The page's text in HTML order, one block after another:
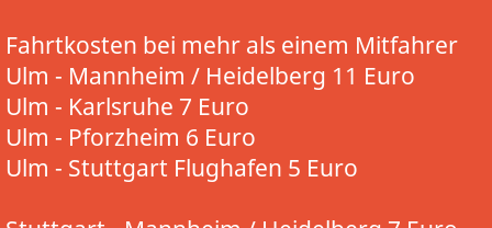
Fahrtkosten bei mehr als einem Mitfahrer
Ulm - Mannheim / Heidelberg 11 Euro
Ulm - Karlsruhe 7 Euro
Ulm - Pforzheim 6 Euro
Ulm - Stuttgart Flughafen 5 Euro